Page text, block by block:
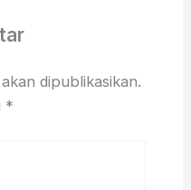
dipublikasikan.
*